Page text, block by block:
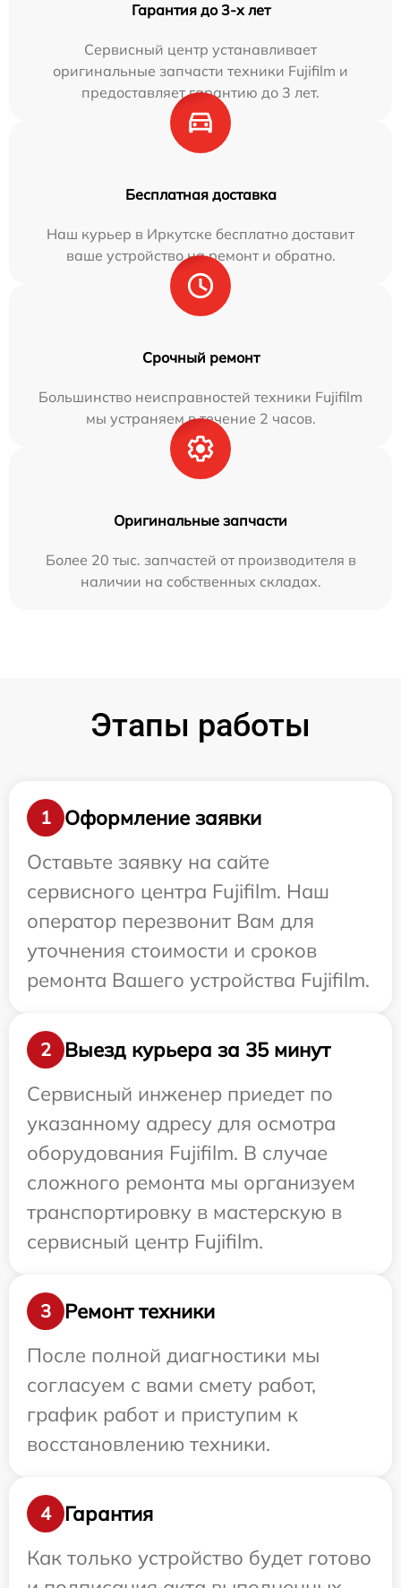
Гарантия до 3-х лет
Сервисный центр устанавливает
оригинальные запчасти техники Fujifilm и
предоставляет гарантию до 3 лет.
Бесплатная доставка
Наш курьер в Иркутске бесплатно доставит
ваше устройство на ремонт и обратно.
Срочный ремонт
Большинство неисправностей техники Fujifilm
мы устраняем в течение 2 часов.
Оригинальные запчасти
Более 20 тыс. запчастей от производителя в
наличии на собственных складах.
Этапы работы
1
Оформление заявки
Оставьте заявку на сайте
сервисного центра Fujifilm. Наш
оператор перезвонит Вам для
уточнения стоимости и сроков
ремонта Вашего устройства Fujifilm.
2
Выезд курьера за 35 минут
Сервисный инженер приедет по
указанному адресу для осмотра
оборудования Fujifilm. В случае
сложного ремонта мы организуем
транспортировку в мастерскую в
сервисный центр Fujifilm.
3
Ремонт техники
После полной диагностики мы
согласуем с вами смету работ,
график работ и приступим к
восстановлению техники.
4
Гарантия
Как только устройство будет готово